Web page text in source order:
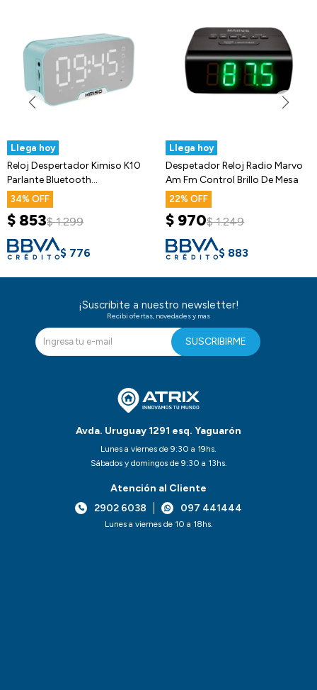
Llega hoy
Reloj Despertador Kimiso K10
Parlante Bluetooth
Temperatura
34
$ 853$ 1.299
$ 776
Llega hoy
Despetador Reloj Radio Marvo
Am Fm Control Brillo De Mesa
22
$ 970$ 1.249
$ 883
Avda. Uruguay 1291 esq. Yaguarón
Lunes a viernes de 9:30 a 19hs.
Sábados y domingos de 9:30 a 13hs.
Atención al Cliente
2902 6038
097 441444
Lunes a viernes de 10 a 18hs.
¡Suscribite a nuestro newsletter!
Recibi ofertas, novedades y mas
SUSCRIBIRME